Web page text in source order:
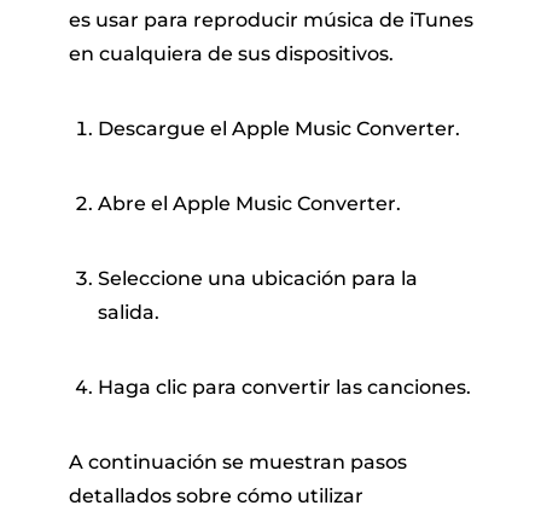
es usar para reproducir música de iTunes
en cualquiera de sus dispositivos.
Descargue el Apple Music Converter.
Abre el Apple Music Converter.
Seleccione una ubicación para la
salida.
Haga clic para convertir las canciones.
A continuación se muestran pasos
detallados sobre cómo utilizar